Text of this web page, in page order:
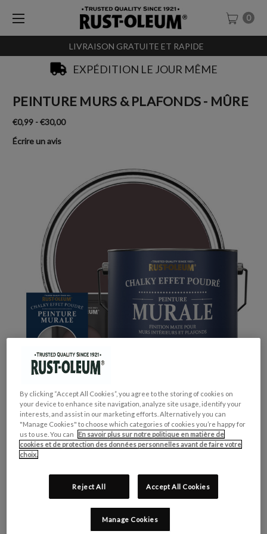
LIVRAISON GRATUITE ET RAPIDE
0
EXPÉDITION LE JOUR MÊME
PEINTURE MURS & PLAFONDS - MÛRE
€0,99 - €30,00
Écrire un avis
GROUPE DE COULEUR: Violet
COLLECTION DE COULEUR: Audacieux & Vif
Murs et Plafonds
By clicking “Accept All Cookies”, you agree to the storing of cookies on
your device to enhance site navigation, analyze site usage, identify your
interests, and assist in our marketing efforts. Alternatively you can
"Manage Cookies" to choose which categories of cookies you’re happy for
us to use. You can
En savoir plus sur notre politique en matière de
cookies et de protection des données personnelles avant de faire votre
choix.
Reject All Accept All Cookies
Manage Cookies